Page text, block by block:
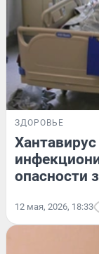
ЗДОРОВЬЕ
опасности
12 мая, 2026, 18:33